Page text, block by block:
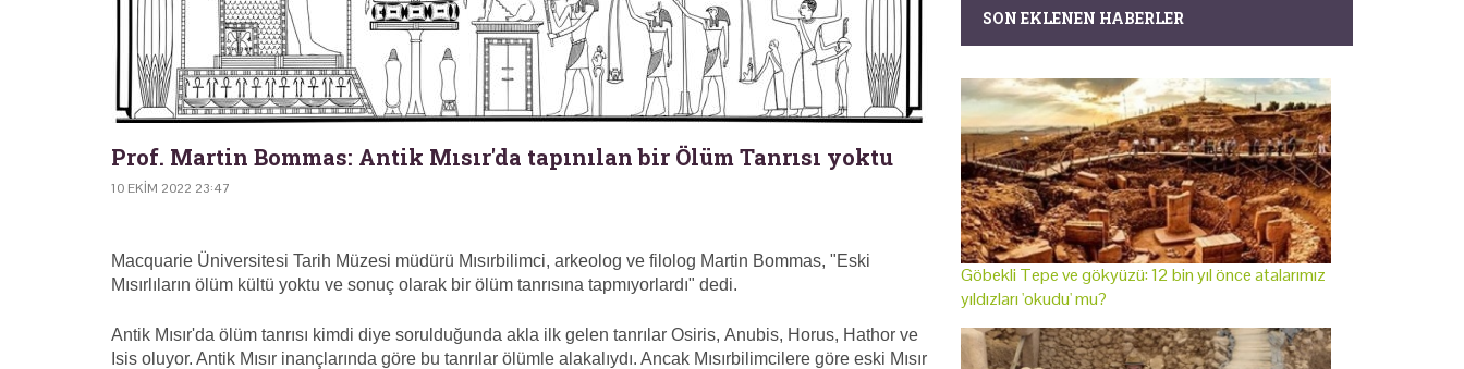
Prof. Martin Bommas: Antik Mısır'da tapınılan bir Ölüm Tanrısı yoktu
10 EKIM 2022 23:47
Macquarie Üniversitesi Tarih Müzesi müdürü Mısırbilimci, arkeolog ve filolog Martin Bommas, "Eski
Mısırlıların ölüm kültü yoktu ve sonuç olarak bir ölüm tanrısına tapmıyorlardı" dedi.
Antik Mısır'da ölüm tanrısı kimdi diye sorulduğunda akla ilk gelen tanrılar Osiris, Anubis, Horus, Hathor ve
Isis oluyor. Antik Mısır inançlarında göre bu tanrılar ölümle alakalıydı. Ancak Mısırbilimcilere göre eski Mısır
SON EKLENEN HABERLER
Göbekli Tepe ve gökyüzü: 12 bin yıl önce atalarımız
yıldızları 'okudu' mu?